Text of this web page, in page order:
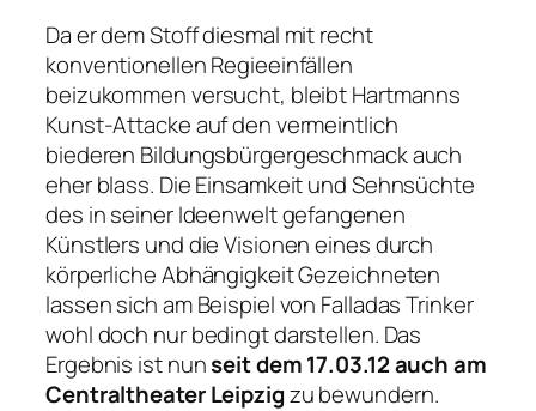
Da er dem Stoff diesmal mit recht
konventionellen Regieeinfällen
beizukommen versucht, bleibt Hartmanns
Kunst-Attacke auf den vermeintlich
biederen Bildungsbürgergeschmack auch
eher blass. Die Einsamkeit und Sehnsüchte
des in seiner Ideenwelt gefangenen
Künstlers und die Visionen eines durch
körperliche Abhängigkeit Gezeichneten
lassen sich am Beispiel von Falladas Trinker
wohl doch nur bedingt darstellen. Das
Ergebnis ist nunseit dem 17.03.12 auch am
Centraltheater Leipzigzu bewundern.